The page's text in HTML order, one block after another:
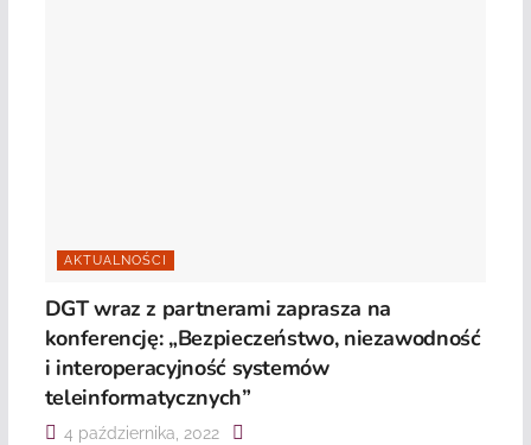
AKTUALNOŚCI
DGT wraz z partnerami zaprasza na
konferencję: „Bezpieczeństwo, niezawodność
i interoperacyjność systemów
teleinformatycznych”
4 października, 2022